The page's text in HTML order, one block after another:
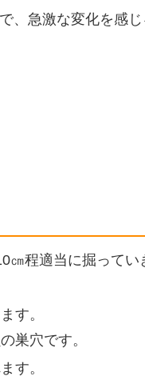
、急激な変化を感
㎝程適当に掘って
す。
巣穴です。
す。